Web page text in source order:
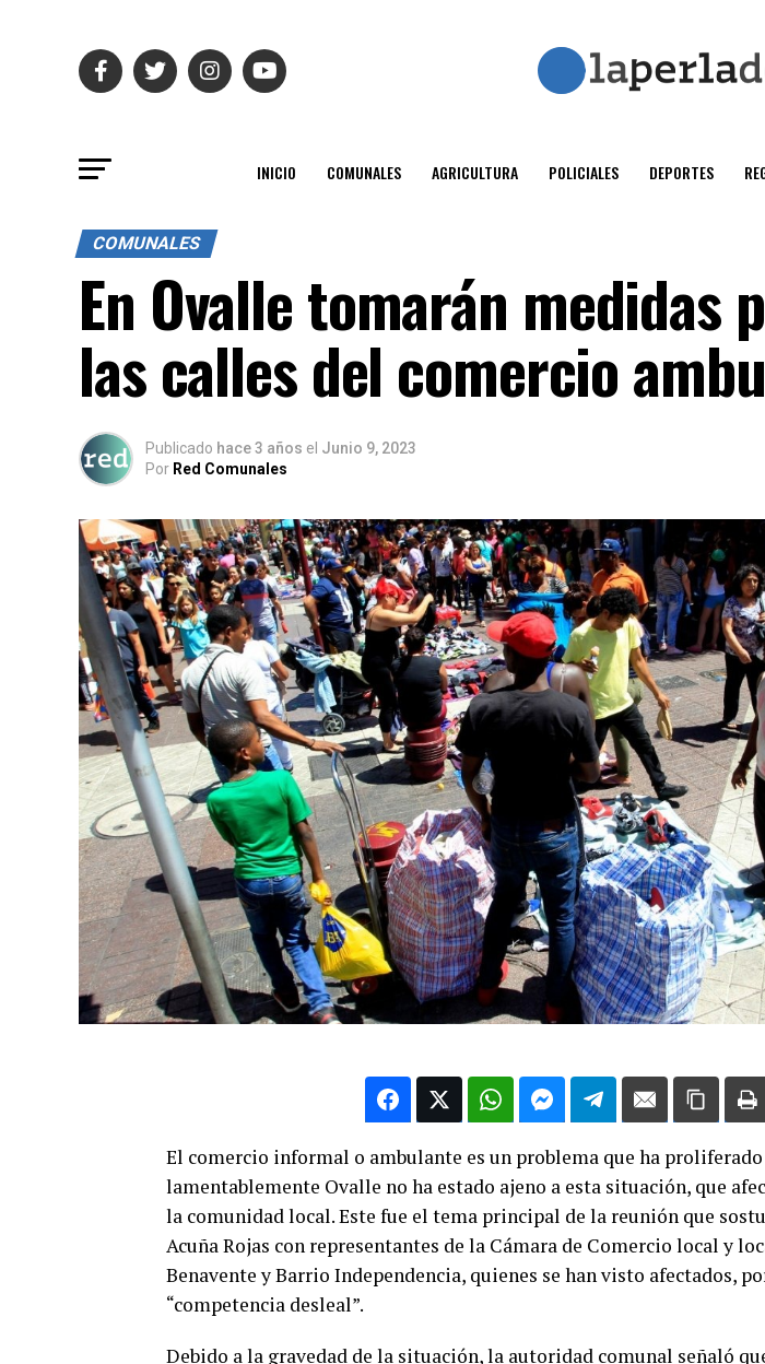
INICIO COMUNALES AGRICULTURA POLICIALES DEPORTES
COMUNALES
En Ovalle tomarán medidas
las calles del comercio
Publicado hace 3 años el Junio 9, 2023
Por Red Comunales
El comercio informal o ambulante es un problema que ha
lamentablemente Ovalle no ha estado ajeno a esta situación, que
la comunidad local. Este fue el tema principal de la reunión que
Acuña Rojas con representantes de la Cámara de Comercio local y
Benavente y Barrio Independencia, quienes se han visto afectados,
“competencia desleal”.
Debido a la gravedad de la situación, la autoridad comunal señaló